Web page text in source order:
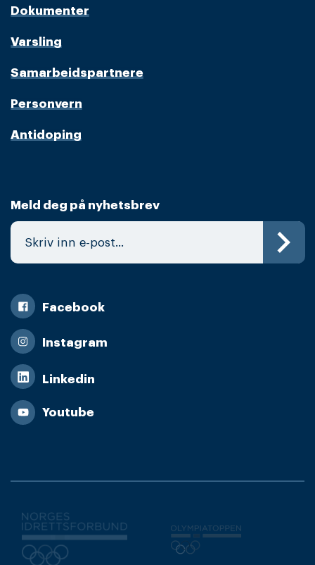
Dokumenter
Varsling
Samarbeidspartnere
Personvern
Antidoping
Meld deg på nyhetsbrev
Facebook
Instagram
Linkedin
Youtube